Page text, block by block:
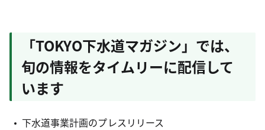
「TOKYO下水道マガジン」では、
旬の情報をタイムリーに配信して
います
下水道事業計画のプレスリリース